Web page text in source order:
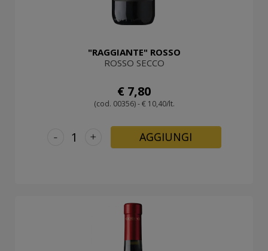
"RAGGIANTE" ROSSO
ROSSO SECCO
€ 7,80
(cod. 00356) - € 10,40/lt.
+
- AGGIUNGI